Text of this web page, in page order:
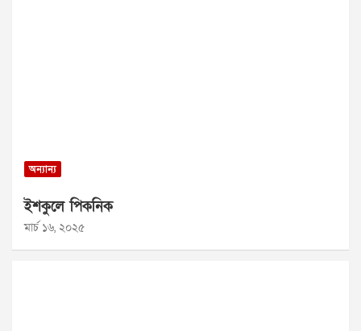
অন্যান্য
ইশকুলে পিকনিক
মার্চ ১৬, ২০২৫